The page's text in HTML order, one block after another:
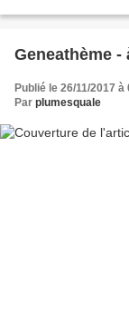
Geneathème
Publié le 26/11/2017 à
Par plumesquale